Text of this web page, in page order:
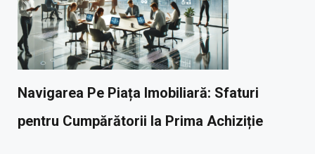
Navigarea Pe Piața Imobiliară: Sfaturi
pentru Cumpărătorii la Prima Achiziție